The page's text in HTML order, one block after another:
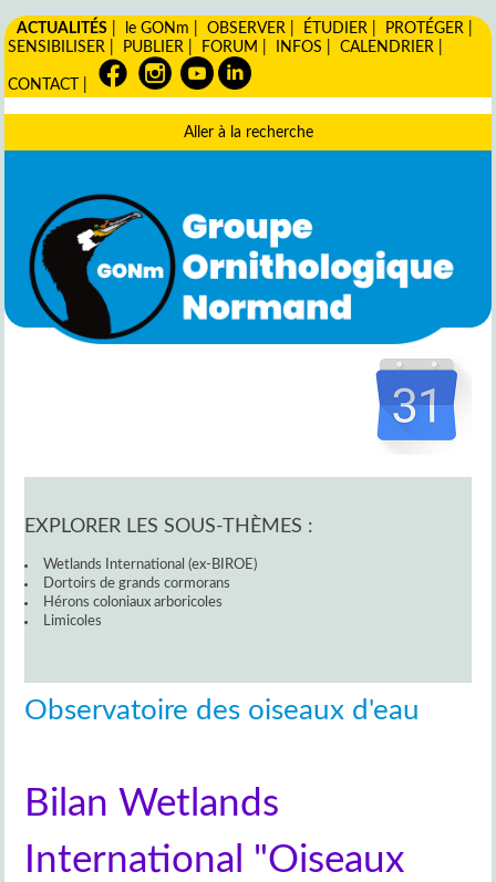
ACTUALITÉS le GONm |OBSERVER ÉTUDIER PROTÉGER
SENSIBILISER
PUBLIER FORUM INFOS |CALENDRIER
CONTACT
Aller à la recherche
EXPLORER LES SOUS-THÈMES :
Wetlands International (ex-BIROE)
Dortoirs de grands cormorans
Hérons coloniaux arboricoles
Limicoles
Observatoire des oiseaux d'eau
Bilan Wetlands
International "Oiseaux